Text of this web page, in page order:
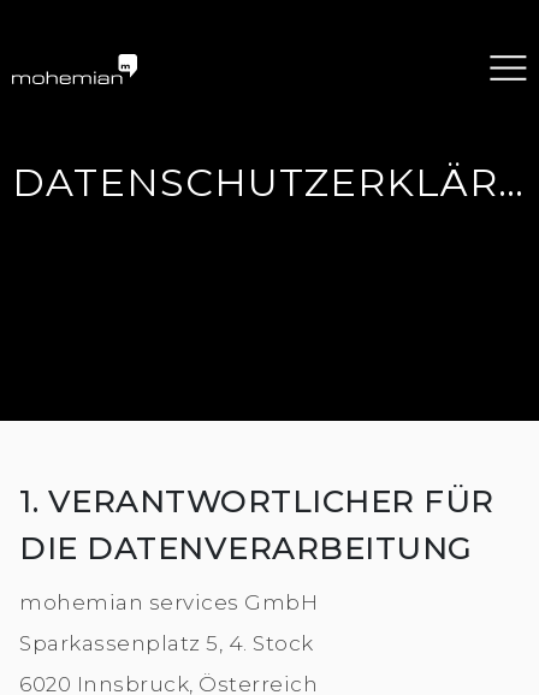
DATENSCHUTZERKLÄRUNG
1. VERANTWORTLICHER FÜR
DIE DATENVERARBEITUNG
mohemian services GmbH
Sparkassenplatz 5, 4. Stock
6020 Innsbruck, Österreich